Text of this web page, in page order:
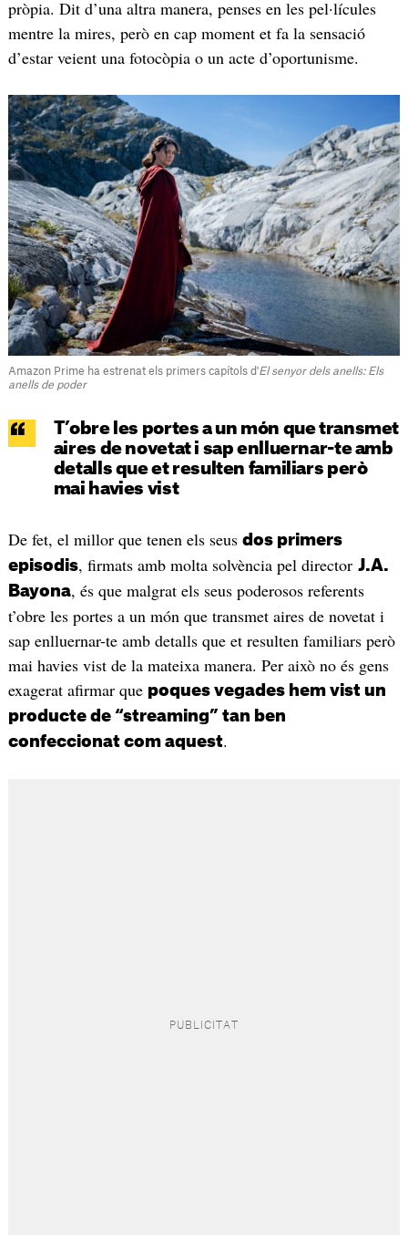
pròpia. Dit d’una altra manera, penses en les pel·lícules
mentre la mires, però en cap moment et fa la sensació
d’estar veient una fotocòpia o un acte d’oportunisme.
Amazon Prime ha estrenat els primers capítols d'El senyor dels anells: Els
anells de poder
T’obre les portes a un món que transmet
aires de novetat i sap enlluernar-te amb
detalls que et resulten familiars però
mai havies vist
De fet, el millor que tenen els seus dos primers
episodis, firmats amb molta solvència pel director J.A.
Bayona, és que malgrat els seus poderosos referents
t’obre les portes a un món que transmet aires de novetat i
sap enlluernar-te amb detalls que et resulten familiars però
mai havies vist de la mateixa manera. Per això no és gens
exagerat afirmar que poques vegades hem vist un
producte de “streaming” tan ben
confeccionat com aquest.